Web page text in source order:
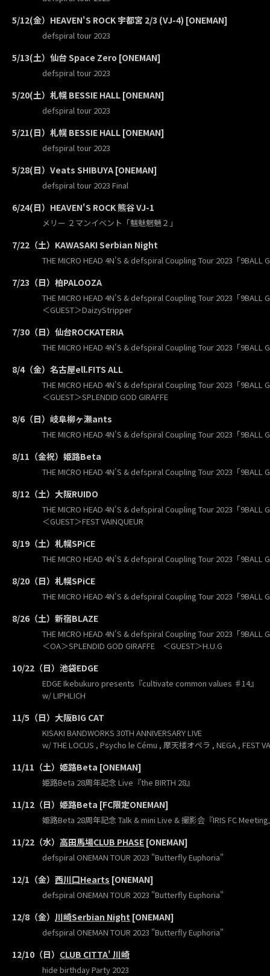
5/12(金）HEAVEN'S ROCK 宇都宮 2/3 (VJ-4) [ONEMAN]
defspiral tour 2023
5/13(土）仙台 Space Zero [ONEMAN]
defspiral tour 2023
5/20(土）札幌 BESSIE HALL [ONEMAN]
defspiral tour 2023
5/21(日）札幌 BESSIE HALL [ONEMAN]
defspiral tour 2023
5/28(日）Veats SHIBUYA [ONEMAN]
defspiral tour 2023 Final
6/24(日）HEAVEN'S ROCK 熊谷 VJ-1
メリー ２マンイベント「魑魅魍魎２」
7/22（土）KAWASAKI Serbian Night
THE MICRO HEAD 4N'S & defspiral Coupling Tour 2023「9BALL
7/23（日）柏PALOOZA
THE MICRO HEAD 4N'S & defspiral Coupling Tour 2023「9BALL
＜GUEST＞DaizyStripper
7/30（日）仙台ROCKATERIA
THE MICRO HEAD 4N'S & defspiral Coupling Tour 2023「9BALL
8/4（金）名古屋ell.FITS ALL
THE MICRO HEAD 4N'S & defspiral Coupling Tour 2023「9BALL
＜GUEST＞SPLENDID GOD GIRAFFE
8/6（日）岐阜柳ヶ瀬ants
THE MICRO HEAD 4N'S & defspiral Coupling Tour 2023「9BALL
8/11（金祝）姫路Beta
THE MICRO HEAD 4N'S & defspiral Coupling Tour 2023「9BALL
8/12（土）大阪RUIDO
THE MICRO HEAD 4N'S & defspiral Coupling Tour 2023「9BALL
＜GUEST＞FEST VAINQUEUR
8/19（土）札幌SPiCE
THE MICRO HEAD 4N'S & defspiral Coupling Tour 2023「9BALL
8/20（日）札幌SPiCE
THE MICRO HEAD 4N'S & defspiral Coupling Tour 2023「9BALL
8/26（土）新宿BLAZE
THE MICRO HEAD 4N'S & defspiral Coupling Tour 2023「9BALL
＜OA＞SPLENDID GOD GIRAFFE ＜GUEST＞H.U.G
10/22（日）池袋EDGE
EDGE Ikebukuro presents『cultivate common values ♯14』
w/ LIPHLICH
11/5（日）大阪BIG CAT
KISAKI BANDWORKS 30TH ANNIVERSARY LIVE
w/ THE LOCUS , Psycho le Cému , 摩天楼オペラ , NEGA , FEST
11/11（土）姫路Beta [ONEMAN]
姫路Beta 28周年記念 Live『the BIRTH 28』
11/12（日）姫路Beta [FC限定ONEMAN]
姫路Beta 28周年記念 Talk & mini Live & 撮影会『IRIS FC
11/22（水） 高田馬場CLUB PHASE [ONEMAN]
defspiral ONEMAN TOUR 2023 "Butterfly Euphoria"
12/1（金） 西川口Hearts [ONEMAN]
defspiral ONEMAN TOUR 2023 "Butterfly Euphoria"
12/8（金） 川崎Serbian Night [ONEMAN]
defspiral ONEMAN TOUR 2023 "Butterfly Euphoria"
12/10（日） CLUB CITTA' 川崎
hide birthday Party 2023